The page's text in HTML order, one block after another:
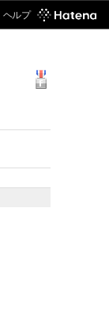
ヘルプ